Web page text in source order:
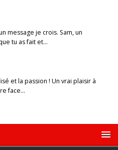
message je crois. Sam, un
tu as fait et…
et la passion ! Un vrai plaisir à
face…